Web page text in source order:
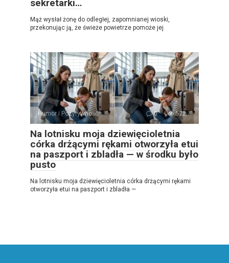
sekretarki…
Mąż wysłał żonę do odległej, zapomnianej wioski,
przekonując ją, że świeże powietrze pomoże jej
Humor i Pozytywność 0 522
Na lotnisku moja dziewięcioletnia
córka drżącymi rękami otworzyła etui
na paszport i zbladła — w środku było
pusto
Na lotnisku moja dziewięcioletnia córka drżącymi rękami
otworzyła etui na paszport i zbladła —